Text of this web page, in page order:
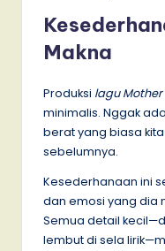
Makna
Produksi lagu Mother
minimalis. Nggak
berat yang biasa
sebelumnya.
Kesederhanaan ini
dan emosi yang dia
Semua detail
lembut di sela